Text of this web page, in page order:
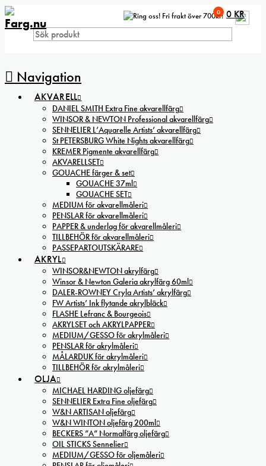
Fri frakt över 700kr!
Navigation
0 0 KR
AKVARELL
DANIEL SMITH Extra Fine akvarellfärg
WINSOR & NEWTON Professional akvarellfärg
SENNELIER L’Aquarelle Artists’ akvarellfärg
St PETERSBURG White Nights akvarellfärg
KREMER Pigmente akvarellfärg
AKVARELLSET
GOUACHE färger & set
GOUACHE 37ml
GOUACHE SET
MEDIUM för akvarellmåleri
PENSLAR för akvarellmåleri
PAPPER & underlag för akvarellmåleri
TILLBEHÖR för akvarellmåleri
PASSEPARTOUTSKÄRARE
AKRYL
WINSOR&NEWTON akrylfärg
Winsor & Newton Galeria akrylfärg 60ml
DALER-ROWNEY Cryla Artists’ akrylfärg
FW Artists’ Ink flytande akrylbläck
FLASHE Lefranc & Bourgeois
AKRYLSET och AKRYLPAPPER
MEDIUM/GESSO för akrylmåleri
PENSLAR för akrylmåleri
MÅLARDUK för akrylmåleri
TILLBEHÖR för akrylmåleri
OLJA
MICHAEL HARDING oljefärg
SENNELIER Extra Fine oljefärg
W&N ARTISAN oljefärg
W&N WINTON oljefärg 200ml
BECKERS ”A” Normalfärg oljefärg
OIL STICKS Sennelier
MEDIUM/GESSO för oljemåleri